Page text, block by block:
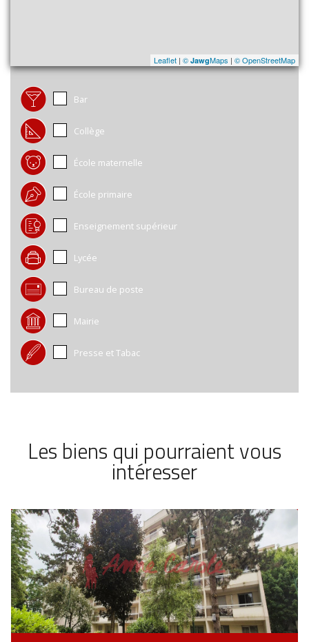
Leaflet | © JawgMaps | © OpenStreetMap
Bar
Collège
École maternelle
École primaire
Enseignement supérieur
Lycée
Bureau de poste
Mairie
Presse et Tabac
Les biens qui pourraient vous
intéresser